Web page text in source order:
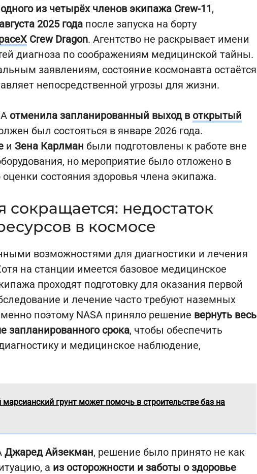
из четырёх членов экипажа Crew-11,
августа 2025 года после запуска на борту
Crew Dragon. Агентство не раскрывает имени
диагноза по соображениям медицинской тайны.
заявлениям, состояние космонавта остаётся
непосредственной угрозы для жизни.
отменила запланированный выход в открытый
был состояться в январе 2026 года.
и Зена Карлман были подготовлены к работе вне
но мероприятие было отложено в
состояния здоровья члена экипажа.
недостаток
в космосе
возможностями для диагностики и лечения
на станции имеется базовое медицинское
проходят подготовку для оказания первой
и лечение часто требуют наземных
поэтому NASA приняло решение вернуть весь
срока, чтобы обеспечить
и медицинское наблюдение,
грунт может помочь в строительстве баз на
Джаред Айзекман, решение было принято не как
а из осторожности и заботы о здоровье